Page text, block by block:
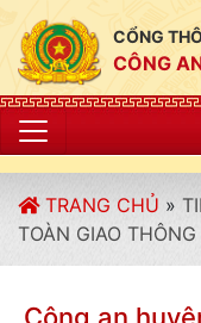
CỔNG
CÔNG
TRANG CHỦ »
TOÀN GIAO THÔNG